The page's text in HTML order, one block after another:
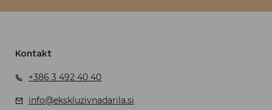
Kontakt
+386 3 492 40 40
info@ekskluzivnadarila.si